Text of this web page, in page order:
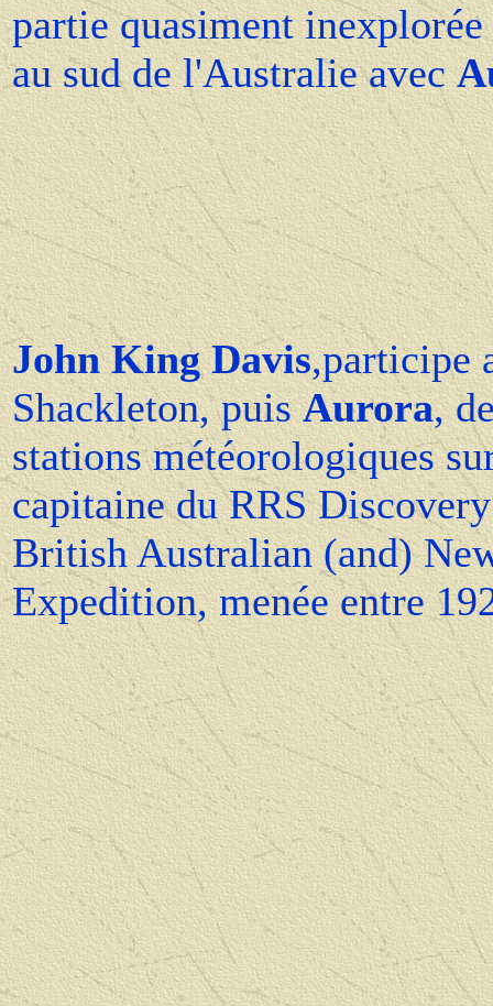
partie quasiment
au sud de l'Australie avec
John King Davis,participe
Shackleton, puisAurora,
stations météorologiques
capitaine du RRS
British Australian (and)
Expedition, menée entre